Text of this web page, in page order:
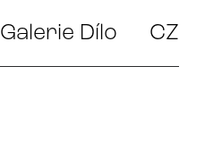
Galerie Dílo CZ